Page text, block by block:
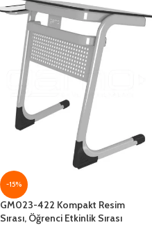
-15%
GM023-422 Kompakt Resim
Sırası, Öğrenci Etkinlik Sırası